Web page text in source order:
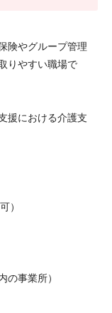
険やグループ管理
りやすい職場で
援における介護支
）
の事業所）